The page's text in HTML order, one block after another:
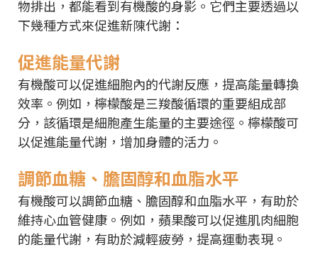
物排出，都能看到有機酸的身影。它們主要透過以
下幾種方式來促進新陳代謝：
促進能量代謝
有機酸可以促進細胞內的代謝反應，提高能量轉換
效率。例如，檸檬酸是三羧酸循環的重要組成部
分，該循環是細胞產生能量的主要途徑。檸檬酸可
以促進能量代謝，增加身體的活力。
調節血糖、膽固醇和血脂水平
有機酸可以調節血糖、膽固醇和血脂水平，有助於
維持心血管健康。例如，蘋果酸可以促進肌肉細胞
的能量代謝，有助於減輕疲勞，提高運動表現。